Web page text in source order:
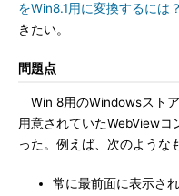
をWin8.1用に変換するには
きたい。
問題点
Win 8用のWindowsスト
用意されていたWebView
った。例えば、次のような
常に最前面に表示さ